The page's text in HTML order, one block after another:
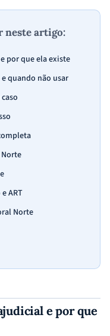
neste artigo:
por que ela existe
quando não usar
ART
Norte
e por que